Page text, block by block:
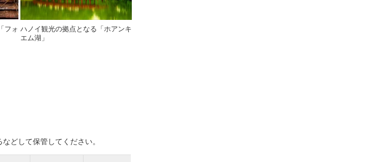
フォ ハノイ観光の拠点となる「ホアンキ
エム湖」
どして保管してください。